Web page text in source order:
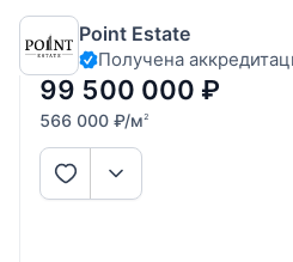
класса «Алые Паруса».
просторная кухня-гостиная,
со своим санузлом,
Point Estate
Получена
99 500 000 ₽
566 000 ₽/м2